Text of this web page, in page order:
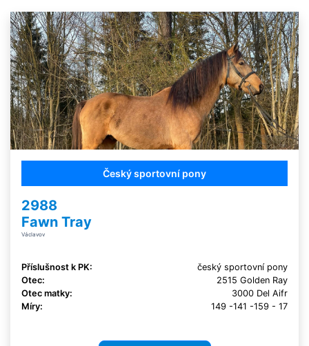
Český sportovní pony
2988
Fawn Tray
Václavov
Příslušnost k PK:
český sportovní pony
Otec:
2515 Golden Ray
Otec matky:
3000 Del Aifr
Míry:
149 -141 -159 - 17